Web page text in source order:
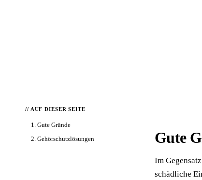
// AUF DIESER SEITE
1. Gute Gründe
2. Gehörschutzlösungen
Gute
Im
schädliche